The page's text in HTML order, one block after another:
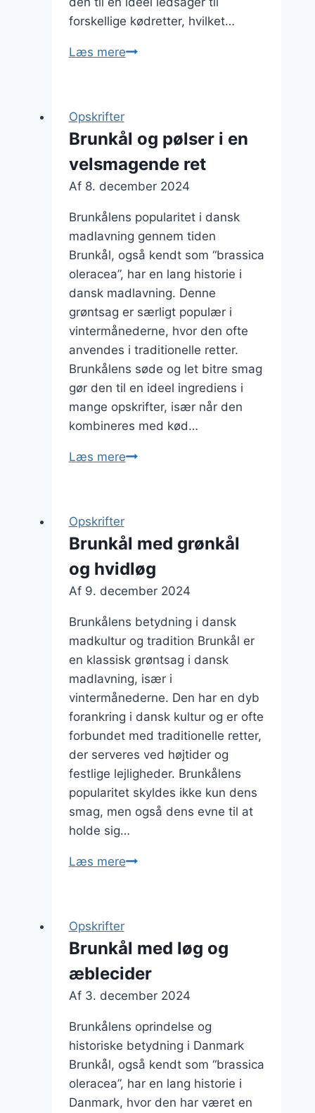
forskellige kødretter, hvilket…
Læs mereBrunkål
Opskrifter
Brunkål og pølser i en
velsmagende ret
Af 8. december 2024
Brunkålens popularitet i dansk
madlavning gennem tiden
Brunkål, også kendt som “brassica
oleracea”, har en lang historie i
dansk madlavning. Denne
grøntsag er særligt populær i
vintermånederne, hvor den ofte
anvendes i traditionelle retter.
Brunkålens søde og let bitre smag
gør den til en ideel ingrediens i
mange opskrifter, især når den
kombineres med kød…
Læs mereBrunkål
velsmagende
ret
Opskrifter
Brunkål med grønkål
og hvidløg
Af 9. december 2024
Brunkålens betydning i dansk
madkultur og tradition Brunkål er
en klassisk grøntsag i dansk
madlavning, især i
vintermånederne. Den har en dyb
forankring i dansk kultur og er ofte
forbundet med traditionelle retter,
der serveres ved højtider og
festlige lejligheder. Brunkålens
popularitet skyldes ikke kun dens
smag, men også dens evne til at
holde sig…
Læs mereBrunkål
Opskrifter
Brunkål med løg og
æblecider
Af 3. december 2024
Brunkålens oprindelse og
historiske betydning i Danmark
Brunkål, også kendt som “brassica
oleracea”, har en lang historie i
Danmark, hvor den har været en